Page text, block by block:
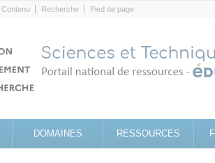
Contenu Recherche Pied de page
DOMAINES RESSOURCES